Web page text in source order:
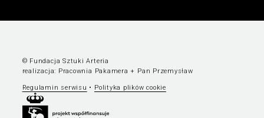
© Fundacja Sztuki Arteria
realizacja: Pracownia Pakamera + Pan Przemysław
Regulamin serwisu • Polityka plików cookie